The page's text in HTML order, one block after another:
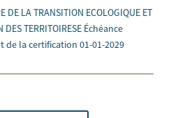
LA TRANSITION ECOLOGIQUE ET
DES TERRITOIRESE Échéance
de la certification 01-01-2029